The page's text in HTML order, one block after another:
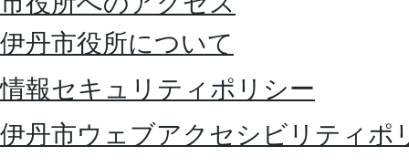
伊丹市役所について
情報セキュリティポリシー
伊丹市ウェブアクセシビリティポ